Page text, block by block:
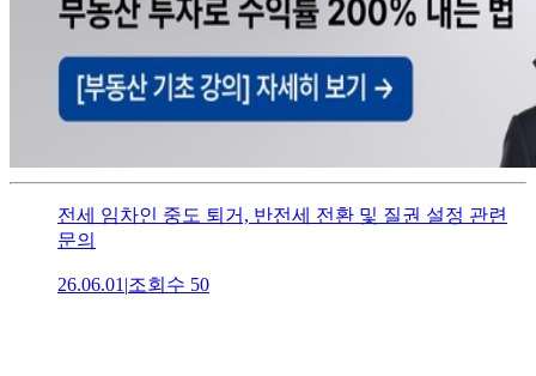
전세 임차인 중도 퇴거, 반전세 전환 및 질권 설정 관련
문의
26.06.01 |조회수 50